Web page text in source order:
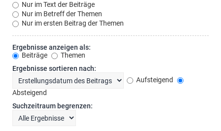
Nur im Text der Beiträge
Nur im Betreff der Themen
Nur im ersten Beitrag der Themen
Ergebnisse anzeigen als:
Beiträge
Themen
Ergebnisse sortieren nach:
Aufsteigend
Absteigend
Suchzeitraum begrenzen: